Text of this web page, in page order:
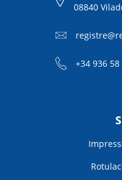
08840
+34 936 58